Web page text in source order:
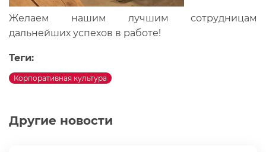
Другие новости
Желаем нашим лучшим сотрудницам
дальнейших успехов в работе!
Теги:
Корпоративная культура